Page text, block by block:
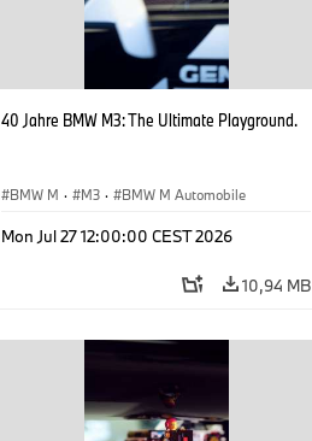
40 Jahre BMW M3: The Ultimate Playground.
BMW M · M3 · BMW M Automobile
Mon Jul 27 12:00:00 CEST 2026
10,94 MB